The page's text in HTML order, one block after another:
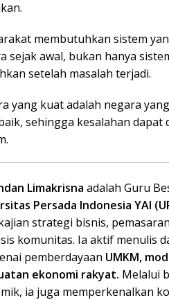
membutuhkan sistem
sejak awal, bukan hanya
setelah masalah terjadi.
yang kuat adalah negara
sehingga kesalahan dapat
Limakrisna adalah Guru
Persada Indonesia YAI
strategi bisnis,
komunitas. Ia aktif menulis
pemberdayaan UMKM,
ekonomi rakyat. Melalui
ia juga memperkenalkan